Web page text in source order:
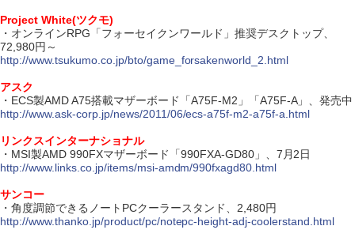
Project White(ツクモ)
・オンラインRPG「フォーセイクンワールド」推奨デスクトップ、
72,980円～
http://www.tsukumo.co.jp/bto/game_forsakenworld_2.html
アスク
・ECS製AMD A75搭載マザーボード「A75F-M2」「A75F-A」、発売中
http://www.ask-corp.jp/news/2011/06/ecs-a75f-m2-a75f-a.html
リンクスインターナショナル
・MSI製AMD 990FXマザーボード「990FXA-GD80」、7月2日
http://www.links.co.jp/items/msi-amdm/990fxagd80.html
サンコー
・角度調節できるノートPCクーラースタンド、2,480円
http://www.thanko.jp/product/pc/notepc-height-adj-coolerstand.html